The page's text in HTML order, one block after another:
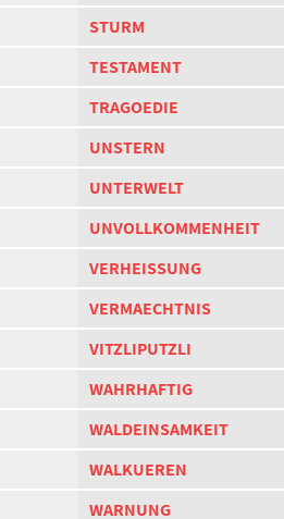
STURM
TESTAMENT
TRAGOEDIE
UNSTERN
UNTERWELT
UNVOLLKOMMENHEIT
VERHEISSUNG
VERMAECHTNIS
VITZLIPUTZLI
WAHRHAFTIG
WALDEINSAMKEIT
WALKUEREN
WARNUNG